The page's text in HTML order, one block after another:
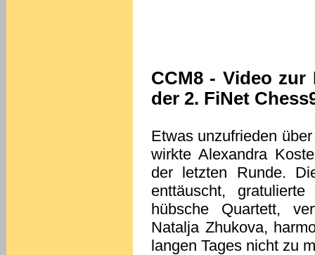
CCM8 - Video zur
der 2. FiNet
Etwas unzufrieden
wirkte Alexandra
der letzten Runde.
enttäuscht,
hübsche Quartett,
Natalja Zhukova,
langen Tages nicht zu